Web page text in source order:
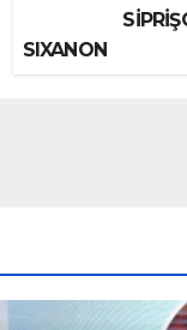
SIXANON